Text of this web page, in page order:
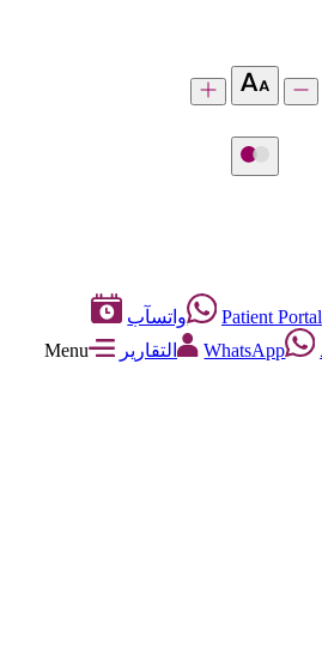
Patient Portal
واتسآب
WhatsApp التقارير
Menu